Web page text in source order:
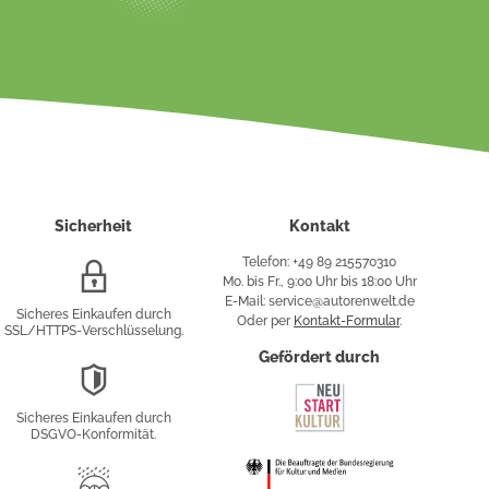
Sicherheit
Verschlüsselung
Sicheres Einkaufen durch
SSL/HTTPS-Verschlüsselung.
Sicheres Einkaufen durch
DSGVO-Konformität.
Kontakt
Telefon: +49 89 215570310
Mo. bis Fr., 9:00 Uhr bis 18:00 Uhr
E-Mail: service@autorenwelt.de
Oder per Kontakt-Formular.
Gefördert durch